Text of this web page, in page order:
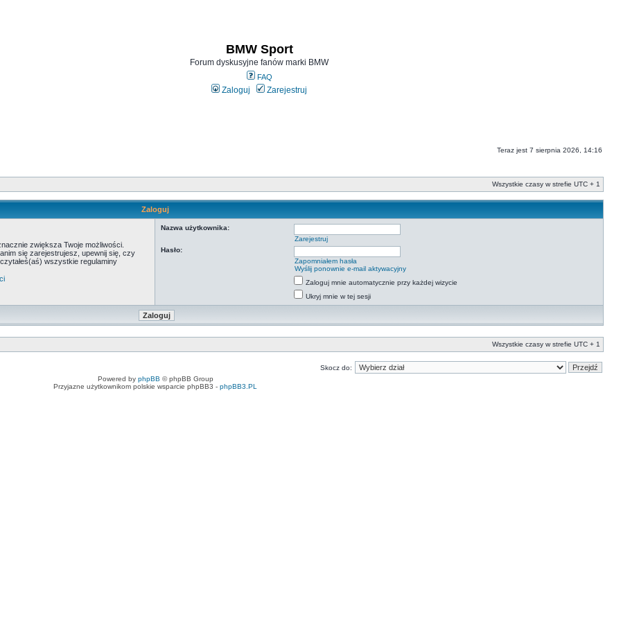
BMW Sport
Forum dyskusyjne fanów marki BMW
FAQ
Zaloguj Zarejestruj
Teraz jest 7 sierpnia 2026, 14:16
Wszystkie czasy w strefie UTC + 1
Zaloguj
zwiększa Twoje możliwości.
się zarejestrujesz, upewnij się, czy
wszystkie regulaminy
Nazwa użytkownika:
Zarejestruj
Hasło:
Zapomniałem hasła
Wyślij ponownie e-mail aktywacyjny
Zaloguj mnie automatycznie przy każdej wizycie
Ukryj mnie w tej sesji
Wszystkie czasy w strefie UTC + 1
Skocz do:
Powered by phpBB © phpBB Group
Przyjazne użytkownikom polskie wsparcie phpBB3 - phpBB3.PL